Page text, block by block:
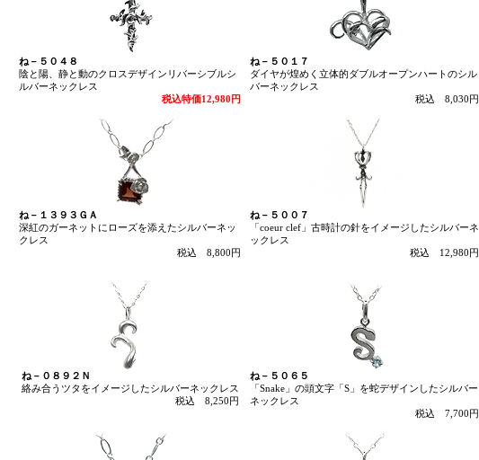
ね－５０４８
陰と陽、静と動のクロスデザインリバーシブルシ
ルバーネックレス
税込特価12,980円
ね－５０１７
ダイヤが煌めく立体的ダブルオープンハートのシル
バーネックレス
税込 8,030円
ね－１３９３ＧＡ
深紅のガーネットにローズを添えたシルバーネッ
クレス
税込 8,800円
ね－５００７
「coeur clef」古時計の針をイメージしたシルバーネ
ックレス
税込 12,980円
ね－０８９２Ｎ
絡み合うツタをイメージしたシルバーネックレス
税込 8,250円
ね－５０６５
「Snake」の頭文字「S」を蛇デザインしたシルバー
ネックレス
税込 7,700円